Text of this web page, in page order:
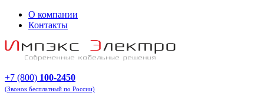
О компании
Контакты
+7 (800) 100-2450
(Звонок бесплатный по России)